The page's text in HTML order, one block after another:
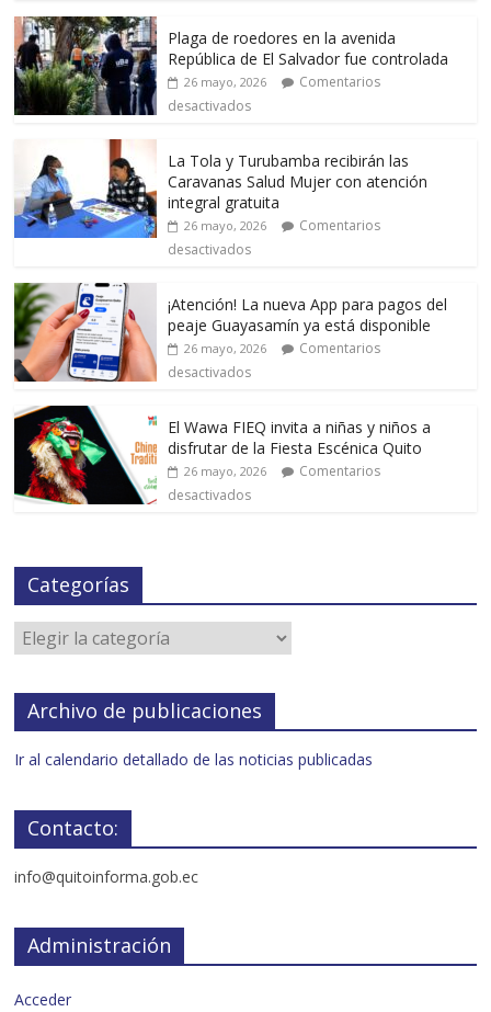
Plaga de roedores en la avenida
República de El Salvador fue controlada
26 mayo, 2026
Comentarios
desactivados
La Tola y Turubamba recibirán las
Caravanas Salud Mujer con atención
integral gratuita
26 mayo, 2026
Comentarios
desactivados
¡Atención! La nueva App para pagos del
peaje Guayasamín ya está disponible
26 mayo, 2026
Comentarios
desactivados
El Wawa FIEQ invita a niñas y niños a
disfrutar de la Fiesta Escénica Quito
26 mayo, 2026
Comentarios
desactivados
Categorías
Archivo de publicaciones
Ir al calendario detallado de las noticias publicadas
Contacto:
info@quitoinforma.gob.ec
Administración
Acceder